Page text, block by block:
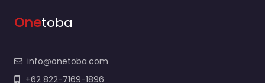
Onetoba
info@onetoba.com
+62 822-7169-1896